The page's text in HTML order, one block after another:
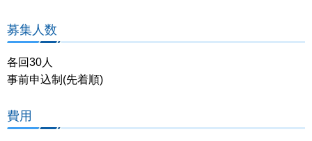
募集人数
各回30人
事前申込制(先着順)
費用